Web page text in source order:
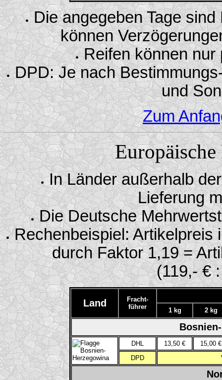
Die angegeben Tage
können
Reifen können nur
DPD: Je nach
und
Zum
In Länder außerhalb
Lieferung
Die Deutsche
Rechenbeispiel: Artikelpreis
durch Faktor 1,19 =
(119,- €
Land
Fracht-
führer
1 kg 2 kg
DHL 13,50 €
15,00 €
DPD